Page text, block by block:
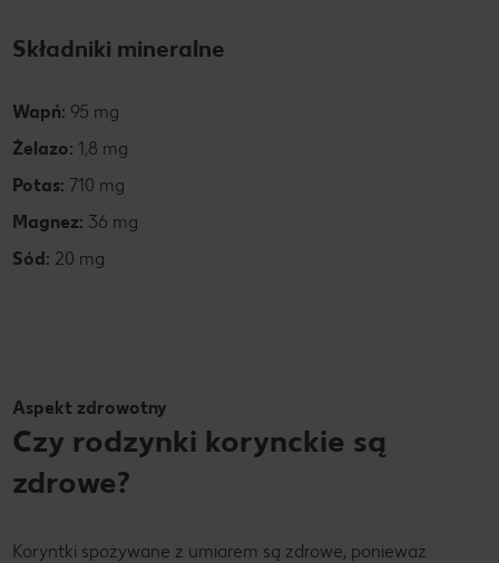
Składniki mineralne
Wapń: 95 mg
Żelazo: 1,8 mg
Potas: 710 mg
Magnez: 36 mg
Sód: 20 mg
Aspekt zdrowotny
Czy rodzynki korynckie są
zdrowe?
Koryntki spożywane z umiarem są zdrowe, ponieważ